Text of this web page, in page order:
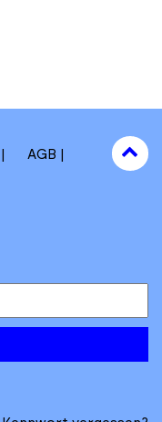
AGB
to
top